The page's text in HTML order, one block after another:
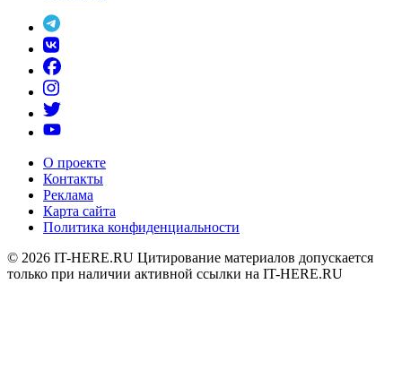
О проекте
Контакты
Реклама
Карта сайта
Политика конфиденциальности
© 2026 IT-HERE.RU Цитирование материалов допускается
только при наличии активной ссылки на IT-HERE.RU